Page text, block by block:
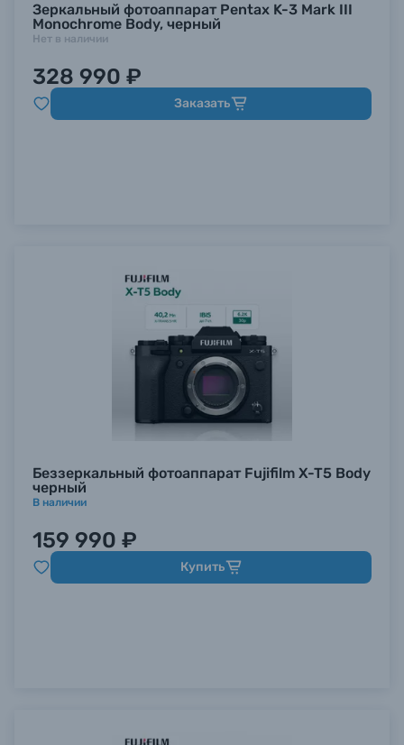
Зеркальный фотоаппарат Pentax K-3 Mark III
Monochrome Body, черный
Нет в наличии
328 990 ₽
Заказать
Беззеркальный фотоаппарат Fujifilm X-T5 Body
черный
В наличии
159 990 ₽
Купить